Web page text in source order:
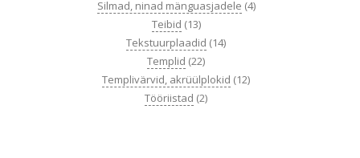
Silmad, ninad mänguasjadele (4)
Teibid (13)
Tekstuurplaadid (14)
Templid (22)
Templivärvid, akrüülplokid (12)
Tööriistad (2)